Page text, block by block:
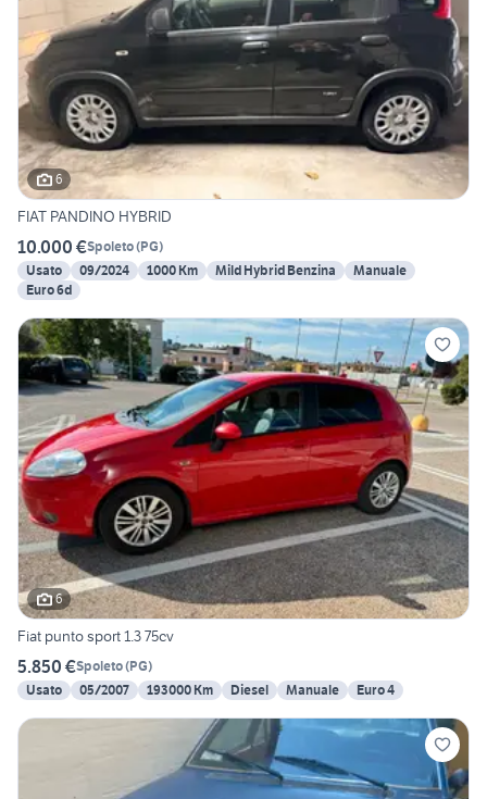
6
FIAT PANDINO HYBRID
10.000 €Spoleto(PG)
Usato
09/2024 1000 Km Mild Hybrid Benzina
Manuale
Euro 6d
6
Fiat punto sport 1.3 75cv
5.850 €Spoleto(PG)
Usato
05/2007 193000 Km Diesel Manuale Euro 4